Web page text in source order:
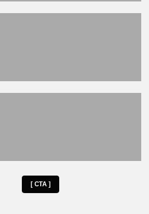
[ CTA ]